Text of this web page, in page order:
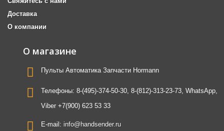
Доставка
О компании
О магазине
Пульты Автоматика Запчасти Hormann
Телефоны: 8-(495)-374-50-30, 8-(812)-313-23-73, WhatsApp,
Viber +7(900) 623 53 33
E-mail: info@handsender.ru